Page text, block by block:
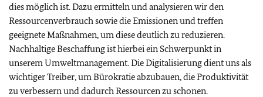
dies möglich ist. Dazu ermitteln und analysieren wir den
Ressourcenverbrauch sowie die Emissionen und treffen
geeignete Maßnahmen, um diese deutlich zu reduzieren.
Nachhaltige Beschaffung ist hierbei ein Schwerpunkt in
unserem Umweltmanagement. Die Digitalisierung dient uns als
wichtiger Treiber, um Bürokratie abzubauen, die Produktivität
zu verbessern und dadurch Ressourcen zu schonen.